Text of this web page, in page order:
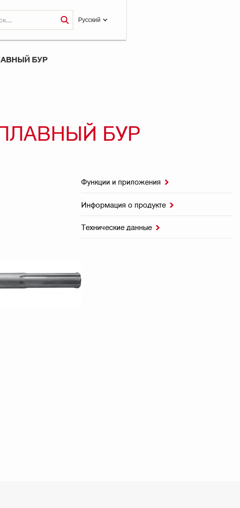
Pусский
БУР
БУР
Функции и приложения 
Информация о продукте 
Технические данные 